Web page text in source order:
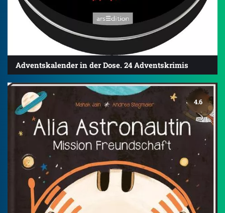
Adventskalender in der Dose. 24 Adventskrimis
4.6